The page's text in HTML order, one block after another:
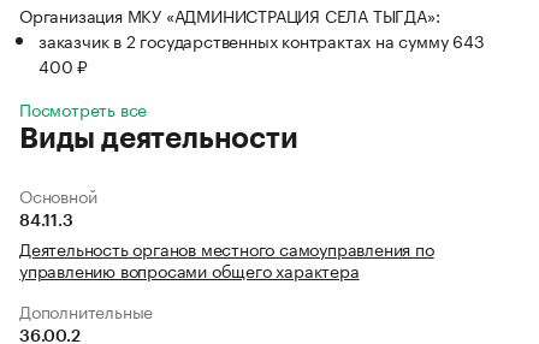
Организация МКУ «АДМИНИСТРАЦИЯ СЕЛА ТЫГДА»:
заказчик в 2 государственных контрактах на сумму 643
400 ₽
Посмотреть все
Виды деятельности
Основной
84.11.3
Деятельность органов местного самоуправления по
управлению вопросами общего характера
Дополнительные
36.00.2